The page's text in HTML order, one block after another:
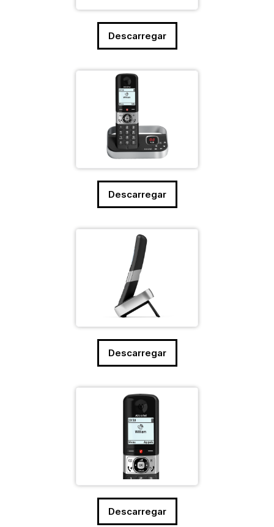
Descarregar
Descarregar
Descarregar
Descarregar